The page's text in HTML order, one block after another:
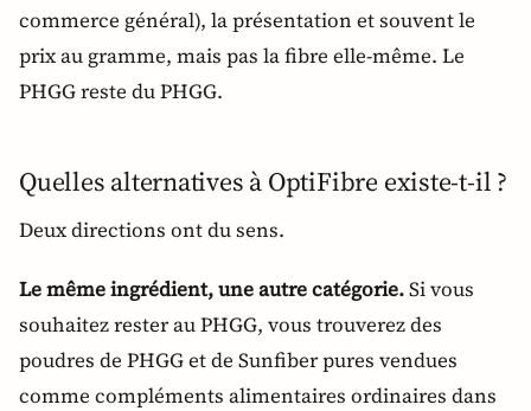
commerce général), la présentation et souvent le
prix au gramme, mais pas la fibre elle-même. Le
PHGG reste du PHGG.
Quelles alternatives à OptiFibre existe-t-il ?
Deux directions ont du sens.
Le même ingrédient, une autre catégorie.Si vous
souhaitez rester au PHGG, vous trouverez des
poudres de PHGG et de Sunfiber pures vendues
comme compléments alimentaires ordinaires dans